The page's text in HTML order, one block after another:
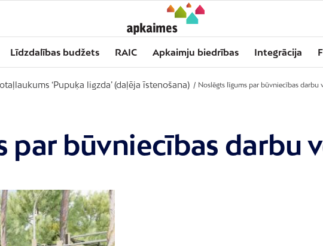
Līdzdalības budžets RAIC Apkaimju biedrības Integrācija
‘Pupuķa ligzda’ (daļēja īstenošana) / Noslēgts līgums par būvniecības darbu
par būvniecības darbu